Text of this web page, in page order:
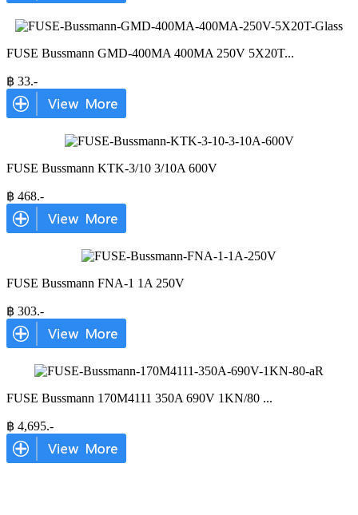
FUSE Bussmann GMD-400MA 400MA 250V 5X20T...
฿ 33.-
FUSE Bussmann KTK-3/10 3/10A 600V
฿ 468.-
FUSE Bussmann FNA-1 1A 250V
฿ 303.-
FUSE Bussmann 170M4111 350A 690V 1KN/80 ...
฿ 4,695.-